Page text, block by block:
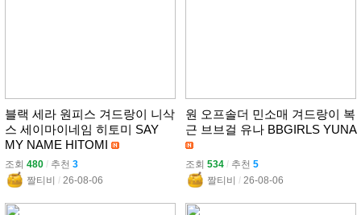
블랙 세라 원피스 겨드랑이 니삭
스 세이마이네임 히토미 SAY
MY NAME HITOMI
조회 480 l 추천 3
짤티비 l 26-08-06
원 오프솔더 민소매 겨드랑이 복
근 브브걸 유나 BBGIRLS YUNA
조회 534 l 추천 5
짤티비 l 26-08-06